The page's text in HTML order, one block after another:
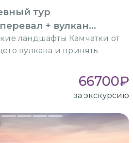
тур
+ вулкан
ландшафты Камчатки от
вулкана и принять
66700₽
за экскурсию